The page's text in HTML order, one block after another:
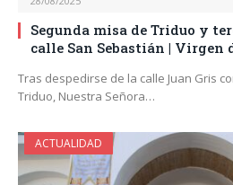
Segunda misa de Triduo y
calle San Sebastián | Virgen
Tras despedirse de la calle Juan Gris
Triduo, Nuestra Señora…
ACTUALIDAD